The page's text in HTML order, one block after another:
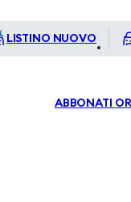
LISTINO NUOVO
ABBONATI